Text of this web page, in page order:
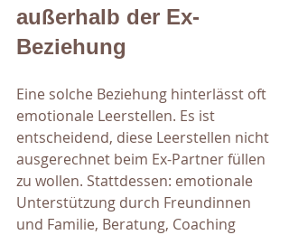
außerhalb der Ex-
Beziehung
Eine solche Beziehung hinterlässt oft
emotionale Leerstellen. Es ist
entscheidend, diese Leerstellen nicht
ausgerechnet beim Ex-Partner füllen
zu wollen. Stattdessen: emotionale
Unterstützung durch Freundinnen
und Familie, Beratung, Coaching